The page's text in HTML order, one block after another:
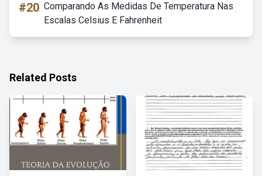
#20 Comparando As Medidas De Temperatura Nas
Escalas Celsius E Fahrenheit
Related Posts